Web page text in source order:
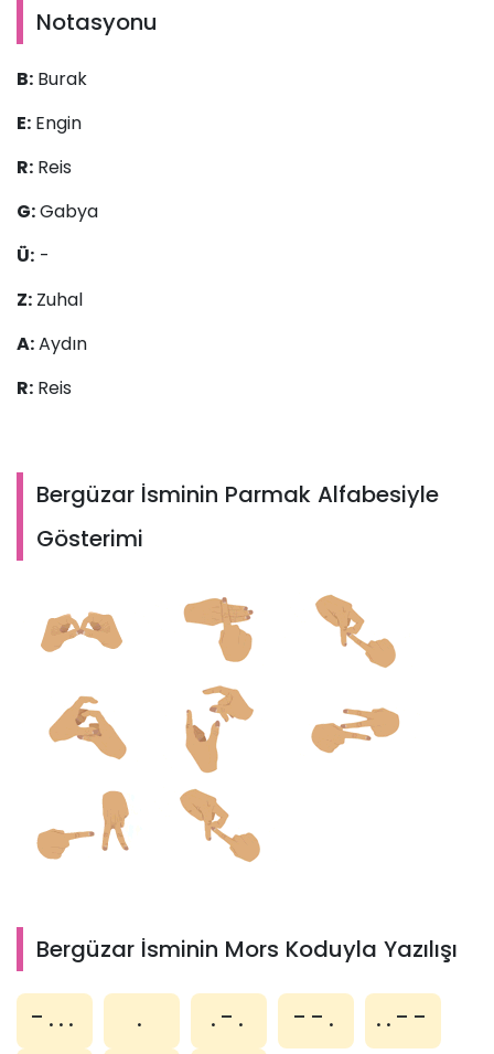
Notasyonu
B: Burak
E: Engin
R: Reis
G:Gabya
Ü: -
Z: Zuhal
A:Aydın
R: Reis
Bergüzar İsminin Parmak Alfabesiyle
Gösterimi
Bergüzar İsminin Mors Koduyla Yazılışı
-... . .-. --.
..--